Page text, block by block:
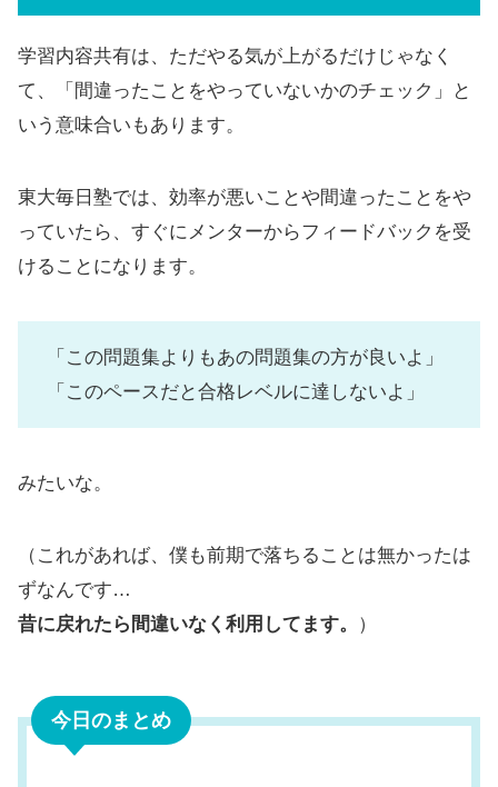
学習内容共有は、ただやる気が上がるだけじゃなく
て、「間違ったことをやっていないかのチェック」と
いう意味合いもあります。
東大毎日塾では、効率が悪いことや間違ったことをや
っていたら、すぐにメンターからフィードバックを受
けることになります。
「この問題集よりもあの問題集の方が良いよ」
「このペースだと合格レベルに達しないよ」
みたいな。
（これがあれば、僕も前期で落ちることは無かったは
ずなんです…
昔に戻れたら間違いなく利用してます。
）
今日のまとめ